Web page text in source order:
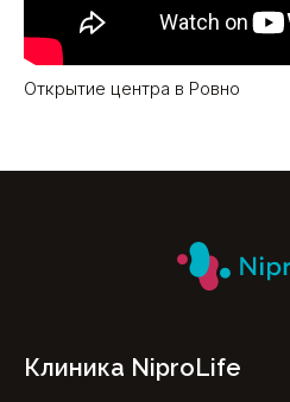
Открытие центра в Ровно
Клиника NiproLife